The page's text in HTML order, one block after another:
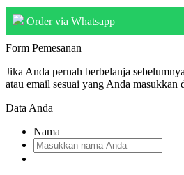
Order via Whatsapp
Form Pemesanan
Jika Anda pernah berbelanja
atau email sesuai yang Anda masukkan
Data Anda
Nama